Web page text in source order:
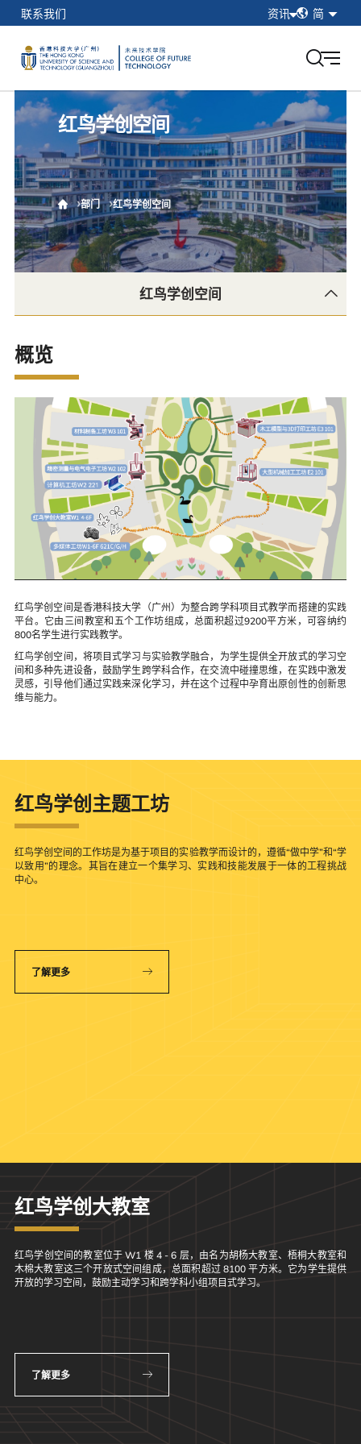
联系我们
资讯
校友
香港科技大学（广州）
我的门户
简
简
繁
红鸟学创空间
部门 红鸟学创空间
红鸟学创空间
未来技术实验室
概览
红鸟学创空间是香港科技大学（广州）为整合跨学科项目式教学而搭建的实践
平台。它由三间教室和五个工作坊组成，总面积超过9200平方米，可容纳约
800名学生进行实践教学。
红鸟学创空间，将项目式学习与实验教学融合，为学生提供全开放式的学习空
间和多种先进设备，鼓励学生跨学科合作，在交流中碰撞思维，在实践中激发
灵感，引导他们通过实践来深化学习，并在这个过程中孕育出原创性的创新思
维与能力。
红鸟学创主题工坊
红鸟学创空间的工作坊是为基于项目的实验教学而设计的，遵循“做中学”和“学
以致用”的理念。其旨在建立一个集学习、实践和技能发展于一体的工程挑战
中心。
了解更多
红鸟学创大教室
红鸟学创空间的教室位于 W1 楼 4 - 6 层，由名为胡杨大教室、梧桐大教室和
木棉大教室这三个开放式空间组成，总面积超过 8100 平方米。它为学生提供
开放的学习空间，鼓励主动学习和跨学科小组项目式学习。
了解更多